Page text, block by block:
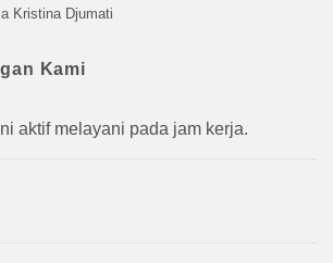
5 Kristina Djumati
Kami
aktif melayani pada jam kerja.